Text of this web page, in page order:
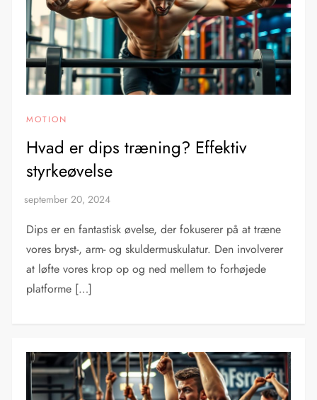
MOTION
Hvad er dips træning? Effektiv
styrkeøvelse
Dips er en fantastisk øvelse, der fokuserer på at træne
vores bryst-, arm- og skuldermuskulatur. Den involverer
at løfte vores krop op og ned mellem to forhøjede
platforme […]